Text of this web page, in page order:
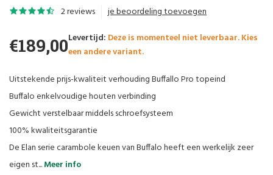
2 reviews je beoordeling toevoegen
€189,00Levertijd: Deze is momenteel niet leverbaar. Kies
een andere variant.
Uitstekende prijs-kwaliteit verhouding Buffallo Pro topeind
Buffalo enkelvoudige houten verbinding
Gewicht verstelbaar middels schroefsysteem
100% kwaliteitsgarantie
De Elan serie carambole keuen van Buffalo heeft een werkelijk zeer
eigen st...Meer info